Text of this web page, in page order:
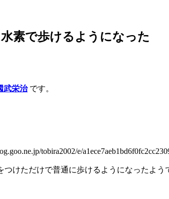
素で歩けるようになった
武栄治です。
tobira2002/e/
けただけで普通に歩けるようになったよう